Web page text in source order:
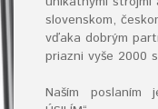
slovenskom,
vďaka dobrým
priazni vyše 2000
Naším poslaním